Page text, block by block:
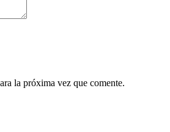
la próxima vez que comente.